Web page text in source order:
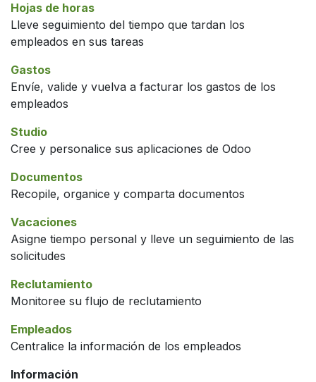
Hojas de horas
Lleve seguimiento del tiempo que tardan los
empleados en sus tareas
Gastos
Envíe, valide y vuelva a facturar los gastos de los
empleados
Studio
Cree y personalice sus aplicaciones de Odoo
Documentos
Recopile, organice y comparta documentos
Vacaciones
Asigne tiempo personal y lleve un seguimiento de las
solicitudes
Reclutamiento
Monitoree su flujo de reclutamiento
Empleados
Centralice la información de los empleados
Información